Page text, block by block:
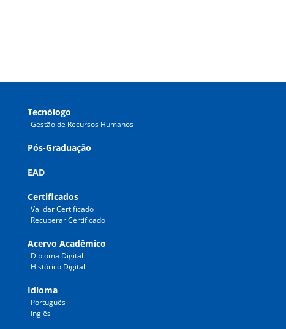
Tecnólogo
Gestão de Recursos Humanos
Pós-Graduação
EAD
Certificados
Validar Certificado
Recuperar Certificado
Acervo Acadêmico
Diploma Digital
Histórico Digital
Idioma
Português
Inglês